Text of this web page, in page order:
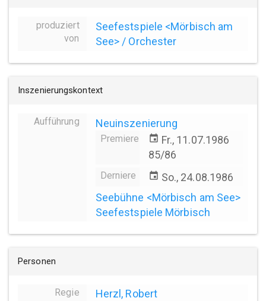
produziert
von
Seefestspiele <Mörbisch am
See> / Orchester
Inszenierungskontext
Aufführung Neuinszenierung
Premiere event Fr., 11.07.1986
85/86
Derniere event So., 24.08.1986
Seebühne <Mörbisch am See>
Seefestspiele Mörbisch
Personen
Regie Herzl, Robert